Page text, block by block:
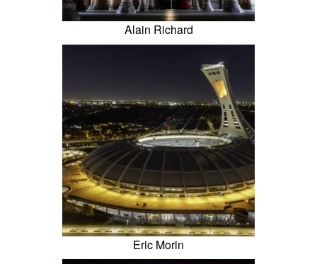
Alain Richard
Eric Morin